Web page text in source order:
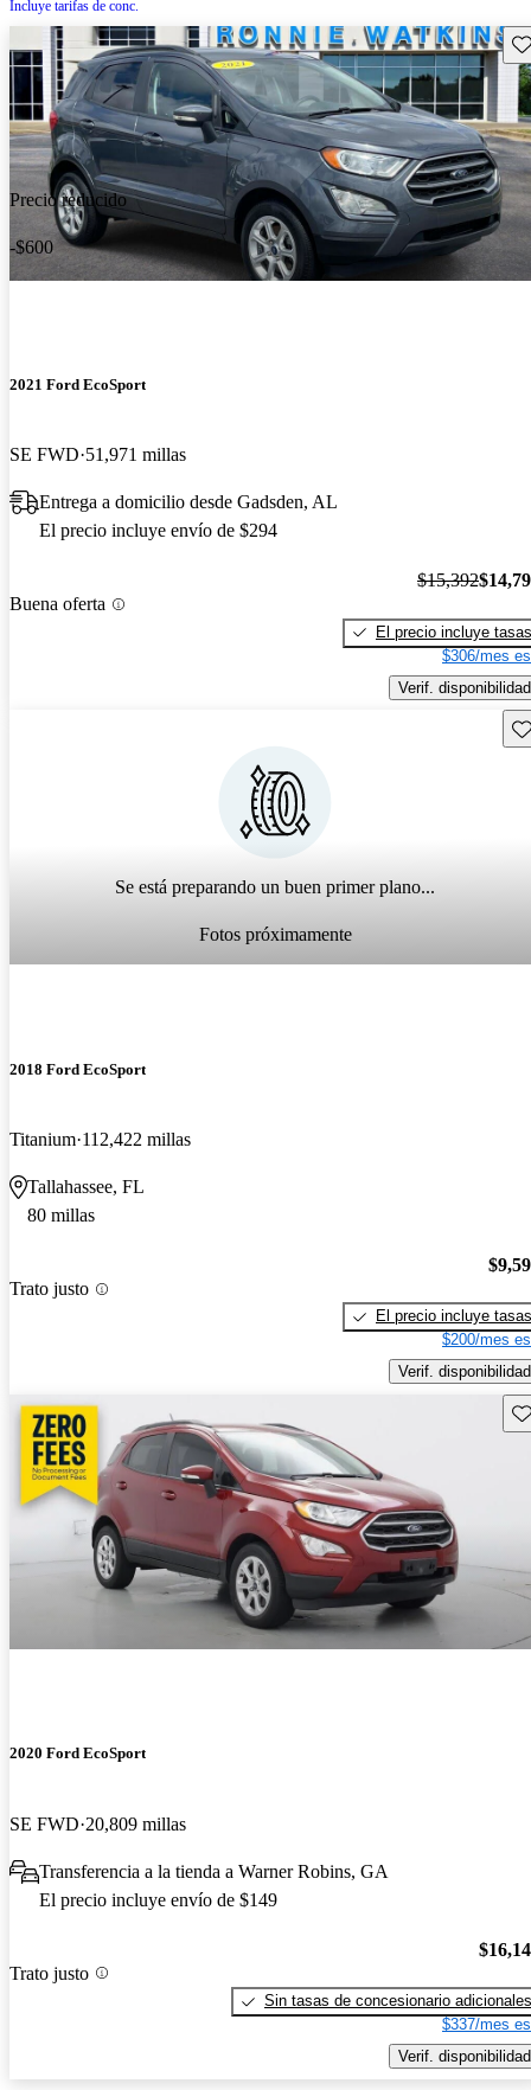
Incluye tarifas de conc.
Precio reducido
-$600
2021 Ford EcoSport
SE FWD 51,971 millas
Entrega a domicilio desde Gadsden, AL
El precio incluye envío de $294
Buena oferta
$15,392
El precio incluye tasas
$306/mes
Verif. disponibilidad
Se está preparando un buen primer plano...
Fotos próximamente
2018 Ford EcoSport
Titanium 112,422 millas
Tallahassee, FL
80 millas
Trato justo
El precio incluye tasas
$200/mes
Verif. disponibilidad
2020 Ford EcoSport
SE FWD 20,809 millas
Transferencia a la tienda a Warner Robins, GA
El precio incluye envío de $149
Trato justo
Sin tasas de concesionario adicionales
$337/mes
Verif. disponibilidad